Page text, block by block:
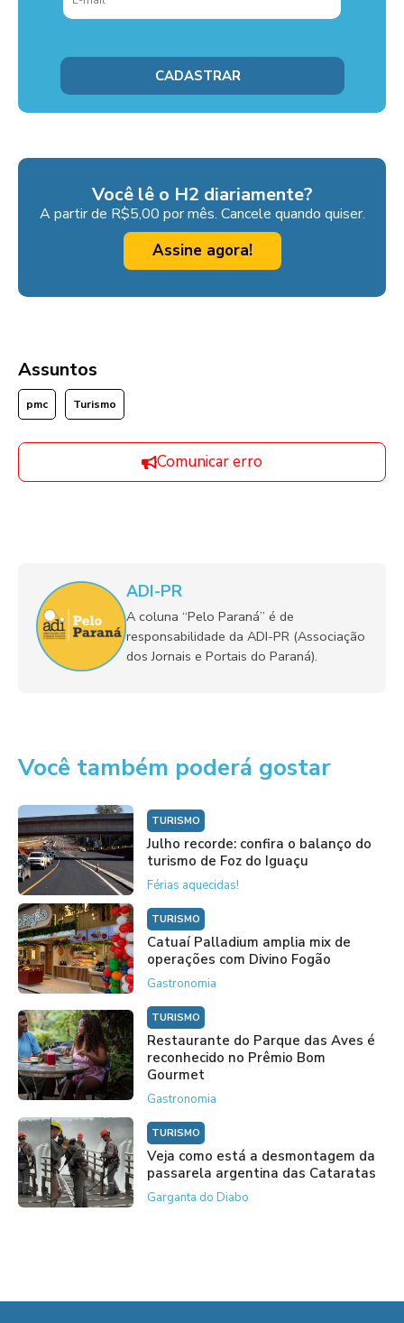
Você lê o H2 diariamente?
A partir de R$5,00 por mês. Cancele quando quiser.
Assine agora!
Assuntos
pmc Turismo
Comunicar erro
ADI-PR
A coluna “Pelo Paraná” é de
responsabilidade da ADI-PR (Associação
dos Jornais e Portais do Paraná).
Você também poderá gostar
TURISMO
Julho recorde: confira o balanço do
turismo de Foz do Iguaçu
Férias aquecidas!
TURISMO
Catuaí Palladium amplia mix de
operações com Divino Fogão
Gastronomia
TURISMO
Restaurante do Parque das Aves é
reconhecido no Prêmio Bom
Gourmet
Gastronomia
TURISMO
Veja como está a desmontagem da
passarela argentina das Cataratas
Garganta do Diabo